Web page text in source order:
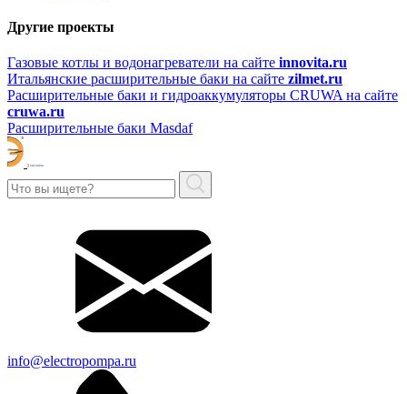
Другие проекты
Газовые котлы и водонагреватели на сайте innovita.ru
Итальянские расширительные баки на сайте zilmet.ru
Расширительные баки и гидроаккумуляторы CRUWA на сайте
cruwa.ru
Расширительные баки Masdaf
info@electropompa.ru